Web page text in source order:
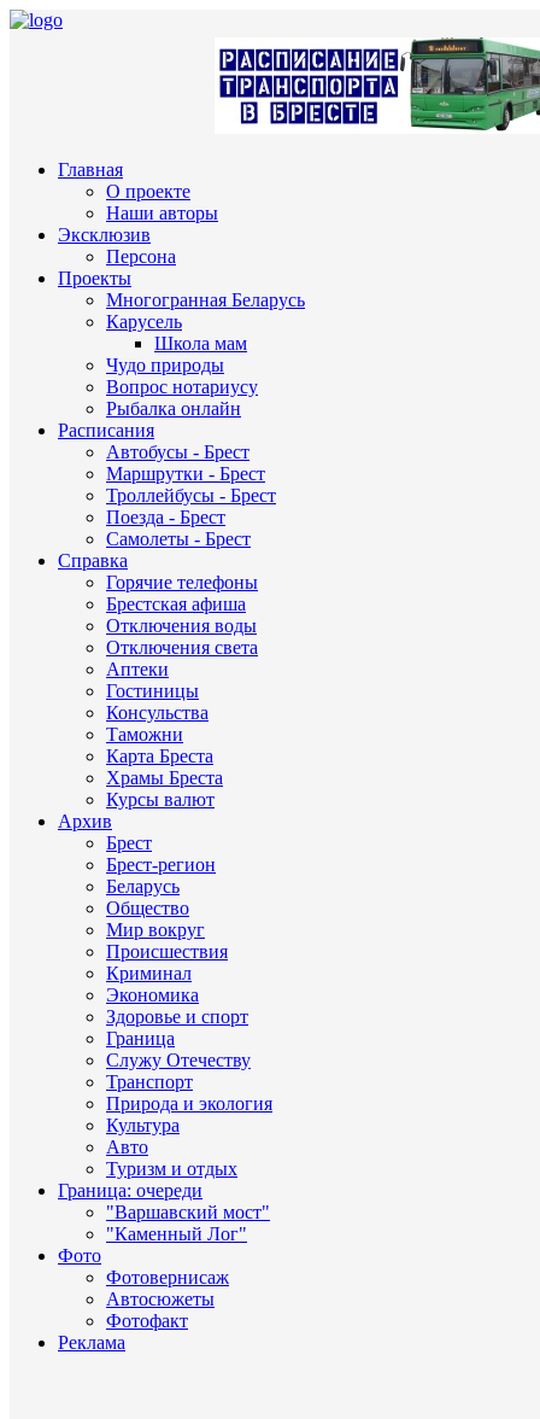
Главная
О проекте
Наши авторы
Эксклюзив
Персона
Проекты
Многогранная Беларусь
Карусель
Школа мам
Чудо природы
Вопрос нотариусу
Рыбалка онлайн
Расписания
Автобусы - Брест
Маршрутки - Брест
Троллейбусы - Брест
Поезда - Брест
Самолеты - Брест
Справка
Горячие телефоны
Брестская афиша
Отключения воды
Отключения света
Аптеки
Гостиницы
Консульства
Таможни
Карта Бреста
Храмы Бреста
Курсы валют
Архив
Брест
Брест-регион
Беларусь
Общество
Мир вокруг
Происшествия
Криминал
Экономика
Здоровье и спорт
Граница
Служу Отечеству
Транспорт
Природа и экология
Культура
Авто
Туризм и отдых
Граница: очереди
"Варшавский мост"
"Каменный Лог"
Фото
Фотовернисаж
Автосюжеты
Фотофакт
Реклама